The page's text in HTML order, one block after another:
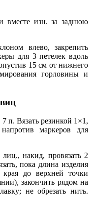
вместе изн. за заднюю
влево, закрепить
для 3 петелек вдоль
15 см от нижнего
горловины и
п. Вязать резинкой 1×1,
маркеров для
накид, провязать 2
пока длина изделия
до верхней точки
закончить рядом на
не обрезать нить.